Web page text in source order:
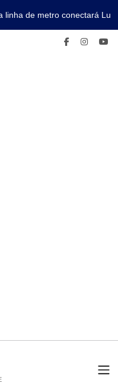
linha de metro conectará